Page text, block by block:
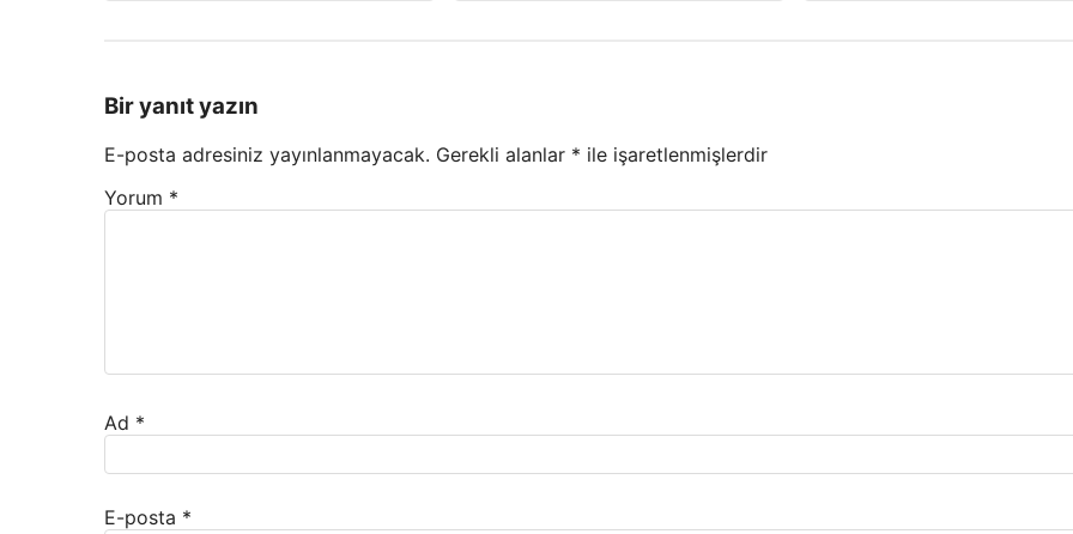
Bir yanıt yazın
E-posta adresiniz yayınlanmayacak. Gerekli alanlar * ile işaretlenmişlerdir
Yorum *
Ad *
E-posta *